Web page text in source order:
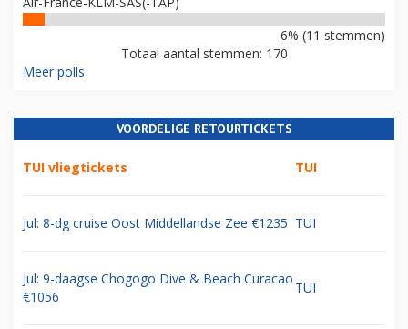
6% (11 stemmen)
Totaal aantal stemmen: 170
Meer polls
VOORDELIGE RETOURTICKETS
TUI vliegtickets TUI
Jul: 8-dg cruise Oost Middellandse Zee €1235 TUI
Jul: 9-daagse Chogogo Dive & Beach Curacao
€1056
TUI